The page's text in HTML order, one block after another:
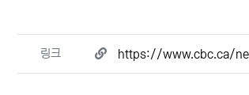
관련자료
링크 https://www.cbc.ca/